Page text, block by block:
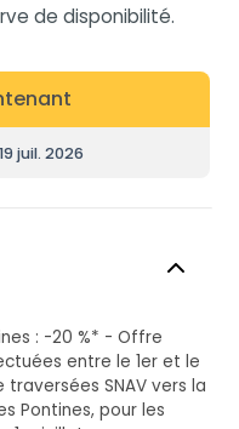
de disponibilité.
juil. 2026
: -20 %* - Offre
entre le 1er et le
SNAV vers la
Pontines, pour les